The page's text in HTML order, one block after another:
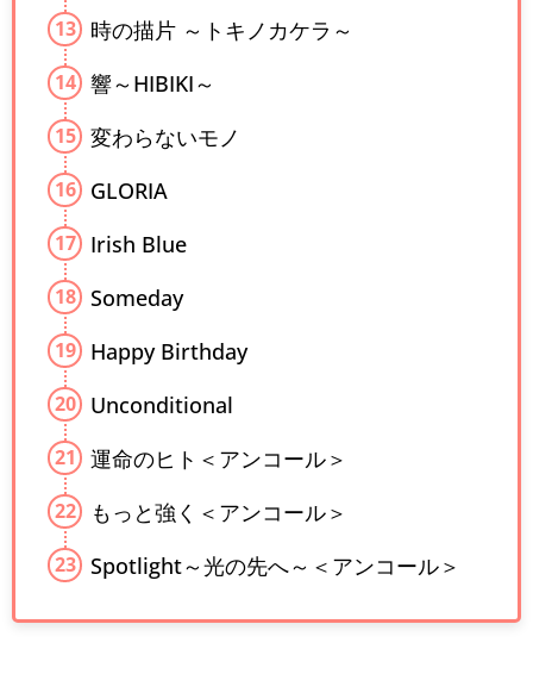
時の描片 ～トキノカケラ～
響～HIBIKI～
変わらないモノ
GLORIA
Irish Blue
Someday
Happy Birthday
Unconditional
運命のヒト＜アンコール＞
もっと強く＜アンコール＞
Spotlight～光の先へ～＜アンコール＞